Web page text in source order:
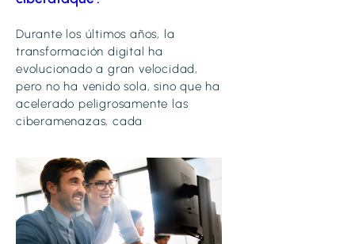
Durante los últimos años, la
transformación digital ha
evolucionado a gran velocidad,
pero no ha venido sola, sino que ha
acelerado peligrosamente las
ciberamenazas, cada